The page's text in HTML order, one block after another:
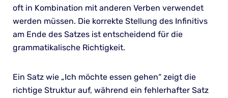
oft in Kombination mit anderen Verben verwendet
werden müssen. Die korrekte Stellung des Infinitivs
am Ende des Satzes ist entscheidend für die
grammatikalische Richtigkeit.
Ein Satz wie „Ich möchte essen gehen“ zeigt die
richtige Struktur auf, während ein fehlerhafter Satz